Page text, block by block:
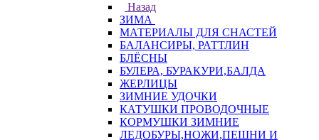
Назад
ЗИМА
МАТЕРИАЛЫ ДЛЯ СНАСТЕЙ
БАЛАНСИРЫ, РАТТЛИН
БЛЁСНЫ
БУЛЕРА, БУРАКУРИ,БАЛДА
ЖЕРЛИЦЫ
ЗИМНИЕ УДОЧКИ
КАТУШКИ ПРОВОДОЧНЫЕ
КОРМУШКИ ЗИМНИЕ
ЛЕДОБУРЫ,НОЖИ,ПЕШНИ И